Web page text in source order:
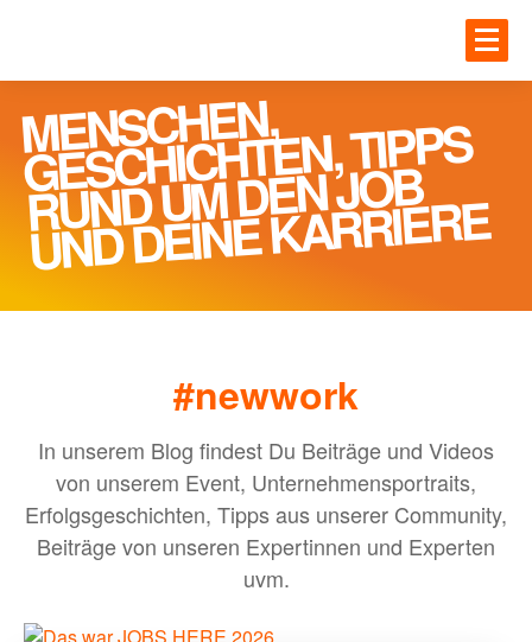
Einloggen
JOBS
Gesundheit
IT
Ingenieur und Technik
Logistik
UNTERNEHMEN
MENSCHEN,
GESCHICHTEN, TIPPS
RUND U
M DEN JOB
UND DEINE KARRIERE
#newwork
In unserem Blog findest Du Beiträge und Videos
von unserem Event, Unternehmensportraits,
Erfolgsgeschichten, Tipps aus unserer Community,
Beiträge von unseren Expertinnen und Experten
uvm.